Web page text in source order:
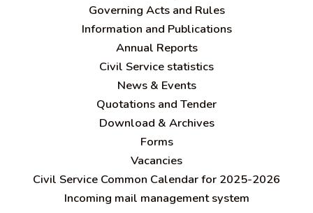
Governing Acts and Rules
Information and Publications
Annual Reports
Civil Service statistics
News & Events
Quotations and Tender
Download & Archives
Forms
Vacancies
Civil Service Common Calendar for 2025-2026
Incoming mail management system